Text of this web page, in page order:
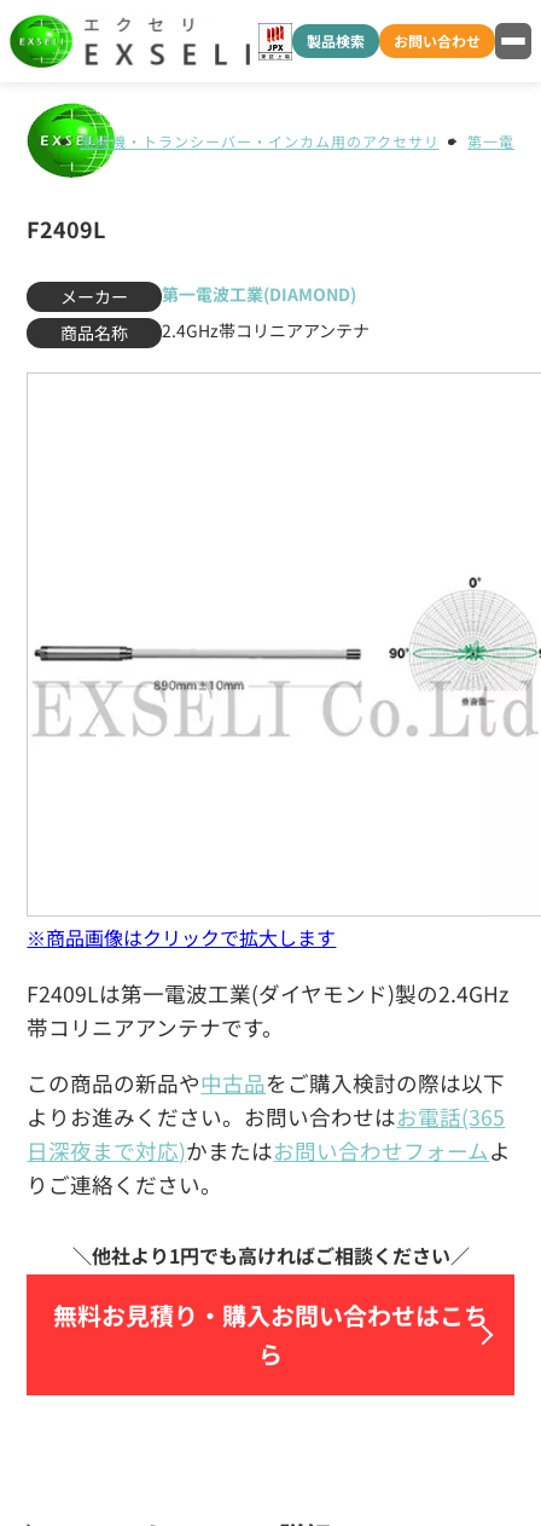
製品検索 お問い合わせ
無線機・トランシーバー・インカム用のアクセサリ 第一電波
F2409L
メーカー
第一電波工業(DIAMOND)
商品名称
2.4GHz帯コリニアアンテナ
F2409Lは第一電波工業(ダイヤモンド)製の2.4GHz
帯コリニアアンテナです。
この商品の新品や中古品をご購入検討の際は以下
よりお進みください。お問い合わせはお電話(365
日深夜まで対応)かまたはお問い合わせフォームよ
りご連絡ください。
無料お見積り・ 購入お問い合わせはこち
ら
※商品画像はクリックで拡大します